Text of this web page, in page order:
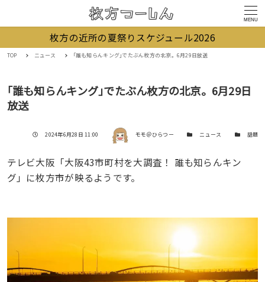
MENU
枚方の近所の夏祭りスケジュール2026
TOP ニュース ｢誰も知らんキング｣でたぶん枚方の北京。6月29日放送
｢誰も知らんキング｣でたぶん枚方の北京。6月29日
放送
投稿日
2024年6月28日 11:00 著者 モモ＠ひらつー カテゴリー
ニュース カテゴリー
話題
テレビ大阪「大阪43市町村を大調査！ 誰も知らんキン
グ」に枚方市が映るようです。